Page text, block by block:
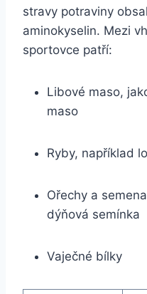
stravy potraviny
aminokyselin. Mezi
sportovce patří:
Libové maso,
maso
Ryby, například
Ořechy a
dýňová semínka
Vaječné bílky